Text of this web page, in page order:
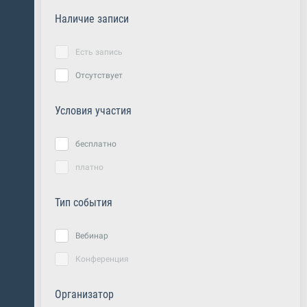
Наличие записи
Есть запись
Отсутствует
Условия участия
бесплатно
платно
Тип события
Вебинар
Конференция
Организатор